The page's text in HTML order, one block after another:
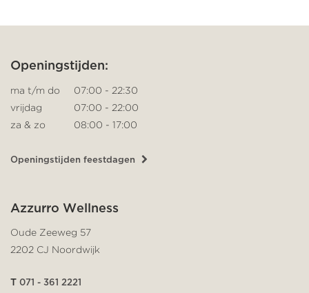
Openingstijden:
ma t/m do
07:00 - 22:30
vrijdag
07:00 - 22:00
za & zo
08:00 - 17:00
Openingstijden feestdagen
Azzurro Wellness
Oude Zeeweg 57
2202 CJ Noordwijk
T 071 - 361 2221